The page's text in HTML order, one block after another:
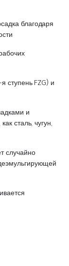
благодаря
ступень FZG) и
и
сталь, чугун,
случайно